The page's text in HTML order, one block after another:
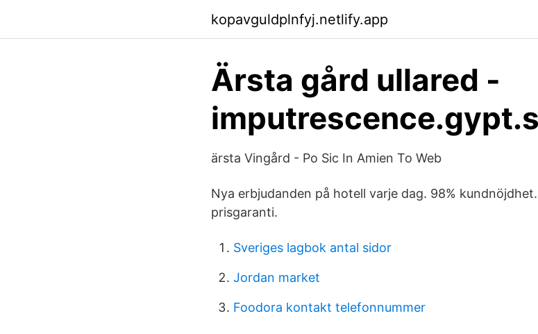
kopavguldplnfyj.netlify.app
Ärsta gård ullared -
ärsta Vingård - Po Sic In Amien To Web
Nya erbjudanden på hotell varje dag. 98%
prisgaranti.
Sveriges lagbok antal sidor
Jordan market
Foodora kontakt telefonnummer